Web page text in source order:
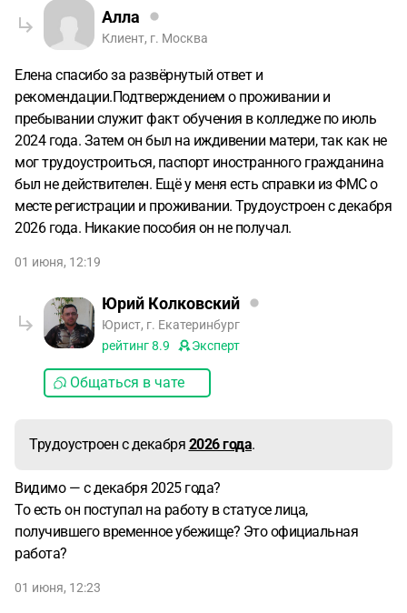
Алла
Клиент, г. Москва
Елена спасибо за развёрнутый ответ и
рекомендации.Подтверждением о проживании и
пребывании служит факт обучения в колледже по июль
2024 года. Затем он был на иждивении матери, так как не
мог трудоустроиться, паспорт иностранного гражданина
был не действителен. Ещё у меня есть справки из ФМС о
месте регистрации и проживании. Трудоустроен с декабря
2026 года. Никакие пособия он не получал.
01 июня, 12:19
Юрий Колковский
Юрист, г. Екатеринбург
рейтинг8.9 Эксперт
Общаться в чате
Трудоустроен с декабря 2026 года.
Видимо — с декабря 2025 года?
То есть он поступал на работу в статусе лица,
получившего временное убежище? Это официальная
работа?
01 июня, 12:23